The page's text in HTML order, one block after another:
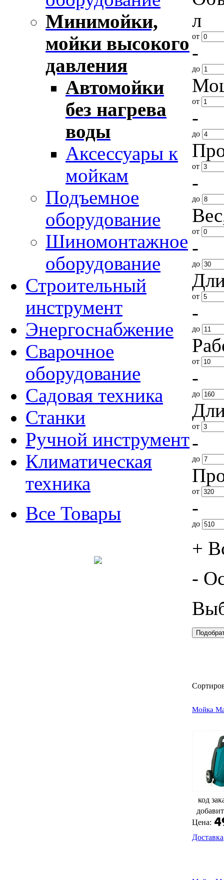
Минимойки,
мойки высокого
давления
Автомойки
без нагрева
воды
Аксессуары к
мойкам
Подъемное
оборудование
Шиномонтажное
оборудование
Строительный
инструмент
Энергоснабжение
Сварочное
оборудование
Садовая техника
Станки
Ручной инструмент
Климатическая
техника
Все Товары
л
от
-
до
от
-
до
от
-
до
от
-
до
от
-
до
от
-
до
от
-
до
от
-
до
+
-
Мойка
код
Цена:
Доставка